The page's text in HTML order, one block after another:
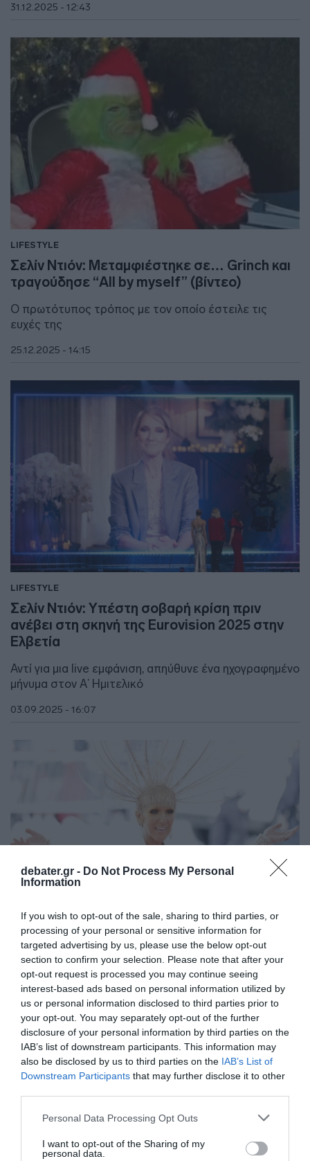
debater.gr - Do Not Process My Personal
Information
If you wish to opt-out of the sale, sharing to third parties, or
processing of your personal or sensitive information for
targeted advertising by us, please use the below opt-out
section to confirm your selection. Please note that after your
opt-out request is processed you may continue seeing
interest-based ads based on personal information utilized by
us or personal information disclosed to third parties prior to
your opt-out. You may separately opt-out of the further
disclosure of your personal information by third parties on the
IAB’s list of downstream participants. This information may
also be disclosed by us to third parties on the IAB’s List of
Downstream Participants that may further disclose it to other
Please note that this website/app uses one or more Google
not limited to your visit or usage behaviour. You may click to
grant or deny consent to Google and its third-party tags to
Personal Data Processing Opt Outs
I want to opt-out of the Sharing of my
personal data.
31.12.2025 - 12:43
LIFESTYLE
Σελίν Ντιόν: Μεταμφιέστηκε σε… Grinch και
τραγούδησε “All by myself” (βίντεο)
Ο πρωτότυπος τρόπος με τον οποίο έστειλε τις
ευχές της
25.12.2025 - 14:15
LIFESTYLE
Σελίν Ντιόν: Υπέστη σοβαρή κρίση πριν
ανέβει στη σκηνή της Eurovision 2025 στην
Ελβετία
Αντί για μια live εμφάνιση, απηύθυνε ένα ηχογραφημένο
μήνυμα στον Α’ Ημιτελικό
03.09.2025 - 16:07
LIFESTYLE
Σελίν Ντιόν: Εξ αποστάσεως μέσω video wall
στην Eurovision 2025 – Η ανακοίνωσή της
Δεν θα εμφανιστεί ζωντανά στον τελικό του λαμπερού
διαγωνισμού
13.05.2025 - 13:52